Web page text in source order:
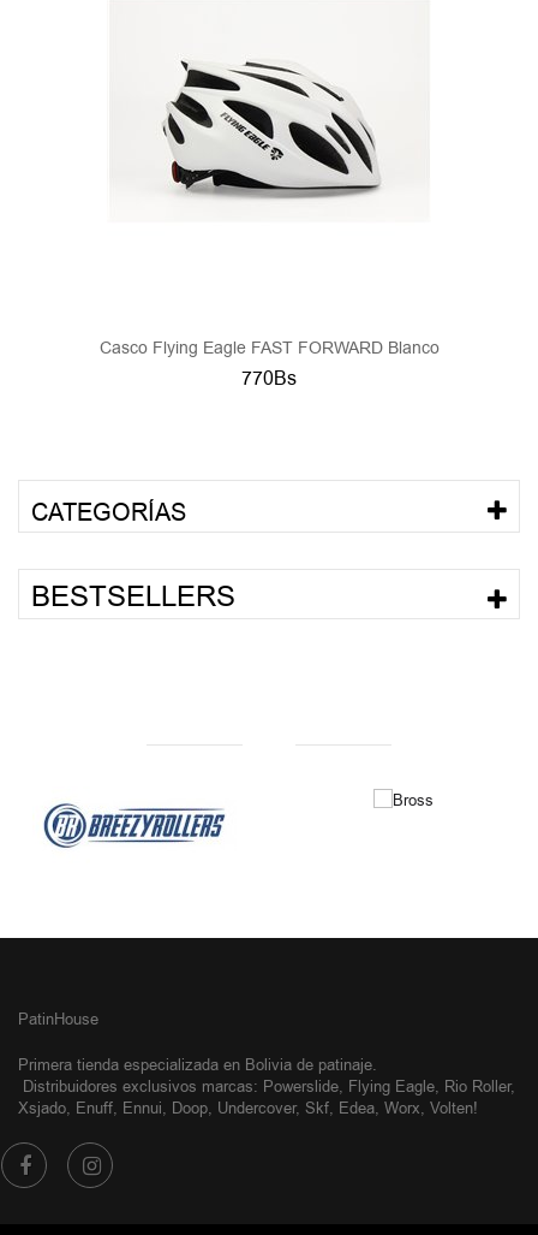
Casco Flying Eagle FAST FORWARD Blanco
770Bs
CATEGORÍAS
BESTSELLERS
PatinHouse
Primera tienda especializada en Bolivia de patinaje.
Distribuidores exclusivos marcas: Powerslide, Flying Eagle, Rio Roller,
Xsjado, Enuff, Ennui, Doop, Undercover, Skf, Edea, Worx, Volten!